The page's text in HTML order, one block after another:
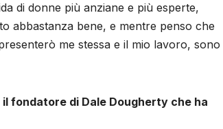
di donne più anziane e più esperte,
abbastanza bene, e mentre penso che
me stessa e il mio lavoro, sono
fondatore di Dale Dougherty che ha